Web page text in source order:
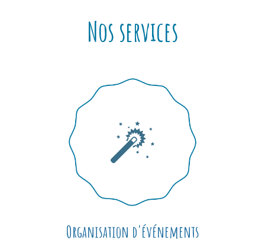
Nos services
Organisation d'événements